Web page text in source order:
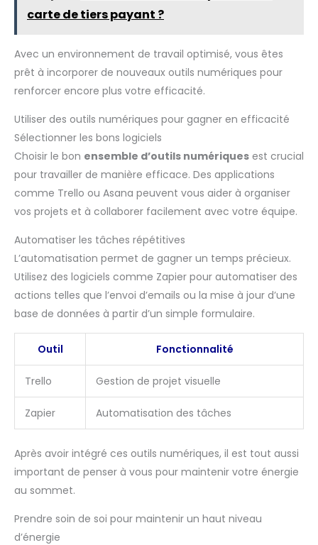
et un manuel d'utilisation
détaillé, une personne peut
route, veuillez contacter notre service client. Nous vous
donnerons une réponse satisfaisante dans les plus brefs
carte de tiers payant ?
Avec un environnement de travail optimisé, vous êtes
prêt à incorporer de nouveaux outils numériques pour
renforcer encore plus votre efficacité.
Utiliser des outils numériques pour gagner en efficacité
Sélectionner les bons logiciels
Choisir le bon ensemble d’outils numériques est crucial
pour travailler de manière efficace. Des applications
comme Trello ou Asana peuvent vous aider à organiser
vos projets et à collaborer facilement avec votre équipe.
Automatiser les tâches répétitives
L’automatisation permet de gagner un temps précieux.
Utilisez des logiciels comme Zapier pour automatiser des
actions telles que l’envoi d’emails ou la mise à jour d’une
base de données à partir d’un simple formulaire.
Outil Fonctionnalité
Trello Gestion de projet visuelle
Zapier Automatisation des tâches
Après avoir intégré ces outils numériques, il est tout aussi
important de penser à vous pour maintenir votre énergie
au sommet.
Prendre soin de soi pour maintenir un haut niveau
d’énergie